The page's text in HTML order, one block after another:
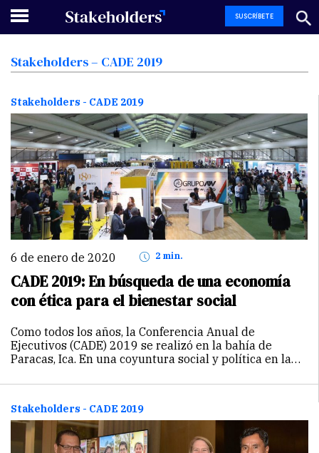
SUSCRÍBETE
Stakeholders– CADE 2019
Stakeholders - CADE 2019
6 de enero de 2020 2 min.
CADE 2019: En búsqueda de una economía
con ética para el bienestar social
Como todos los años, la Conferencia Anual de
Ejecutivos (CADE) 2019 se realizó en la bahía de
Paracas, Ica. En una coyuntura social y política en la
este foro fue un…Continuar
Stakeholders - CADE 2019